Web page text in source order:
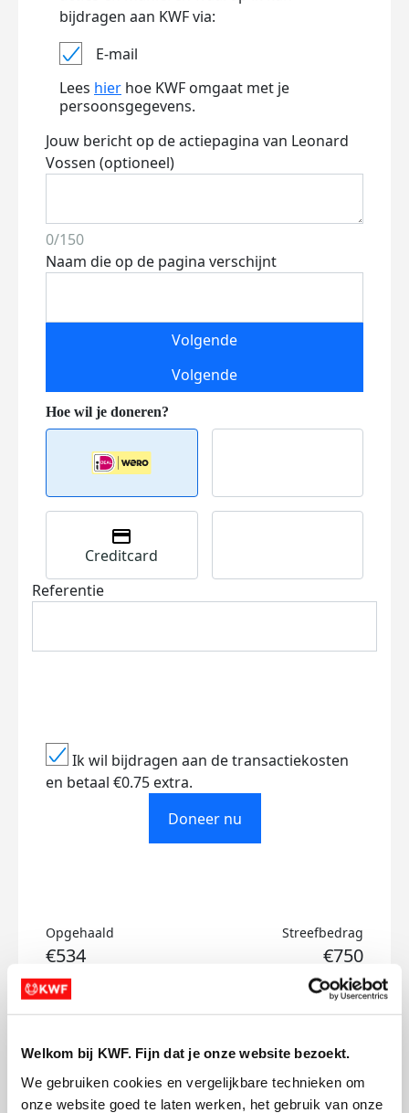
Welkom bij KWF. Fijn dat je onze website bezoekt.
We gebruiken cookies en vergelijkbare technieken om
onze website goed te laten werken, het gebruik van onze
bijdragen aan KWF via:
E-mail
Lees hier hoe KWF omgaat met je
persoonsgegevens.
Jouw bericht op de actiepagina van Leonard
Vossen (optioneel)
0/150
Naam die op de pagina verschijnt
Volgende
Volgende
Creditcard
Referentie
Ik wil bijdragen aan de transactiekosten
en betaal €0.75 extra.
Doneer nu
Opgehaald
€534
Streefbedrag
€750
Leonard's badges